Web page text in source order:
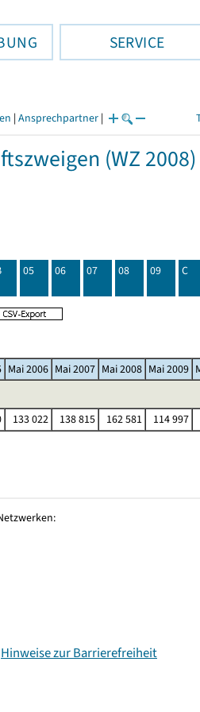
SERVICE
| Ansprechpartner |
(WZ
05 06 07 08 09 C
Mai 2006 Mai 2007 Mai 2008 Mai 2009
133 022 138 815 162 581 114 997
Hinweise zur Barrierefreiheit